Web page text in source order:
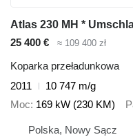
Atlas 230 MH *
25 400 €
≈ 109 400 zł
Koparka przeładunkowa
2011
10 747 m/g
Moc 169 kW (230 KM)
Polska, Nowy Sącz